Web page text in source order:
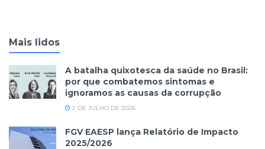
Mais lidos
A batalha quixotesca da saúde no Brasil:
por que combatemos sintomas e
ignoramos as causas da corrupção
2 DE JULHO DE 2026
FGV EAESP lança Relatório de Impacto
2025/2026